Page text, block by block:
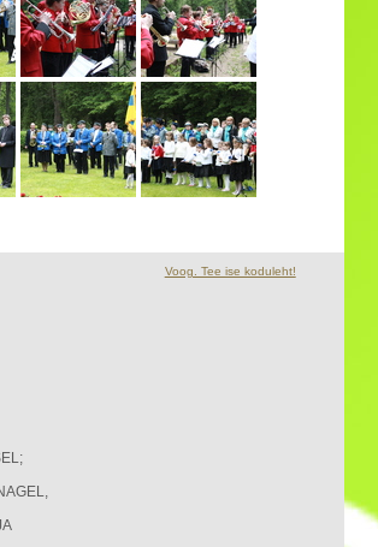
Voog. Tee ise koduleht!